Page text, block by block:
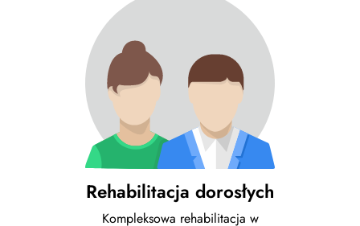
Rehabilitacja dorosłych
Kompleksowa rehabilitacja w